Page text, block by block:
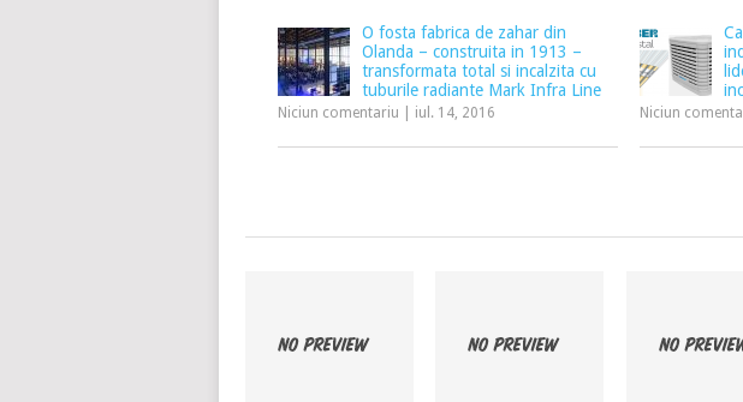
O fosta fabrica de zahar din
Olanda – construita in 1913 –
transformata total si incalzita cu
tuburile radiante Mark Infra Line
Niciun comentariu iul. 14, 2016 Niciun